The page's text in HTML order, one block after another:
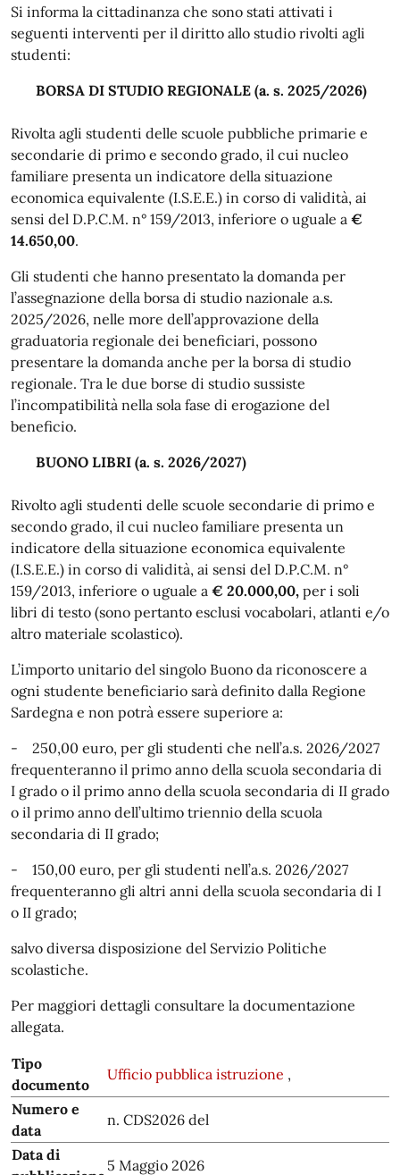
Si informa la cittadinanza che sono stati attivati i
seguenti interventi per il diritto allo studio rivolti agli
studenti:
BORSA DI STUDIO REGIONALE (a. s. 2025/2026)
Rivolta agli studenti delle scuole pubbliche primarie e
secondarie di primo e secondo grado, il cui nucleo
familiare presenta un indicatore della situazione
economica equivalente (I.S.E.E.) in corso di validità, ai
sensi del D.P.C.M. n° 159/2013, inferiore o uguale a €
14.650,00.
Gli studenti che hanno presentato la domanda per
l’assegnazione della borsa di studio nazionale a.s.
2025/2026, nelle more dell’approvazione della
graduatoria regionale dei beneficiari, possono
presentare la domanda anche per la borsa di studio
regionale. Tra le due borse di studio sussiste
l’incompatibilità nella sola fase di erogazione del
beneficio.
BUONO LIBRI (a. s. 2026/2027)
Rivolto agli studenti delle scuole secondarie di primo e
secondo grado, il cui nucleo familiare presenta un
indicatore della situazione economica equivalente
(I.S.E.E.) in corso di validità, ai sensi del D.P.C.M. n°
159/2013, inferiore o uguale a € 20.000,00, per i soli
libri di testo (sono pertanto esclusi vocabolari, atlanti e/o
altro materiale scolastico).
L’importo unitario del singolo Buono da riconoscere a
ogni studente beneficiario sarà definito dalla Regione
Sardegna e non potrà essere superiore a:
- 250,00 euro, per gli studenti che nell’a.s. 2026/2027
frequenteranno il primo anno della scuola secondaria di
I grado o il primo anno della scuola secondaria di II grado
o il primo anno dell’ultimo triennio della scuola
secondaria di II grado;
- 150,00 euro, per gli studenti nell’a.s. 2026/2027
frequenteranno gli altri anni della scuola secondaria di I
o II grado;
salvo diversa disposizione del Servizio Politiche
scolastiche.
Per maggiori dettagli consultare la documentazione
allegata.
Tipo
documento
Ufficio pubblica istruzione ,
Numero e
data
n. CDS2026 del
Data di
5 Maggio 2026